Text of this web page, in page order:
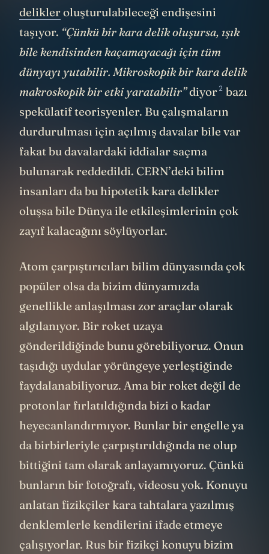
delikleroluşturulabileceği endişesini
taşıyor. “Çünkü bir kara delik oluşursa, ışık
bile kendisinden kaçamayacağı için tüm
dünyayı yutabilir. Mikroskopik bir kara delik
makroskopik bir etki yaratabilir”diyor2 bazı
spekülatif teorisyenler. Bu çalışmaların
durdurulması için açılmış davalar bile var
fakat bu davalardaki iddialar saçma
bulunarak reddedildi. CERN’deki bilim
insanları da bu hipotetik kara delikler
oluşsa bile Dünya ile etkileşimlerinin çok
zayıf kalacağını söylüyorlar.
Atom çarpıştırıcıları bilim dünyasında çok
popüler olsa da bizim dünyamızda
genellikle anlaşılması zor araçlar olarak
algılanıyor. Bir roket uzaya
gönderildiğinde bunu görebiliyoruz. Onun
taşıdığı uydular yörüngeye yerleştiğinde
faydalanabiliyoruz. Ama bir roket değil de
protonlar fırlatıldığında bizi o kadar
heyecanlandırmıyor. Bunlar bir engelle ya
da birbirleriyle çarpıştırıldığında ne olup
bittiğini tam olarak anlayamıyoruz. Çünkü
bunların bir fotoğrafı, videosu yok. Konuyu
anlatan fizikçiler kara tahtalara yazılmış
denklemlerle kendilerini ifade etmeye
çalışıyorlar. Rus bir fizikçi konuyu bizim